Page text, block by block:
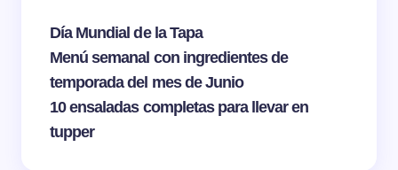
Día Mundial de la Tapa
Menú semanal con ingredientes de
temporada del mes de Junio
10 ensaladas completas para llevar en
tupper